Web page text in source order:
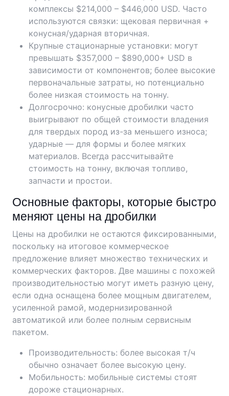
комплексы $214,000 – $446,000 USD. Часто
используются связки: щековая первичная +
конусная/ударная вторичная.
Крупные стационарные установки: могут
превышать $357,000 – $890,000+ USD в
зависимости от компонентов; более высокие
первоначальные затраты, но потенциально
более низкая стоимость на тонну.
Долгосрочно: конусные дробилки часто
выигрывают по общей стоимости владения
для твердых пород из-за меньшего износа;
ударные — для формы и более мягких
материалов. Всегда рассчитывайте
стоимость на тонну, включая топливо,
запчасти и простои.
Основные факторы, которые быстро
меняют цены на дробилки
Цены на дробилки не остаются фиксированными,
поскольку на итоговое коммерческое
предложение влияет множество технических и
коммерческих факторов. Две машины с похожей
производительностью могут иметь разную цену,
если одна оснащена более мощным двигателем,
усиленной рамой, модернизированной
автоматикой или более полным сервисным
пакетом.
Производительность: более высокая т/ч
обычно означает более высокую цену.
Мобильность: мобильные системы стоят
дороже стационарных.